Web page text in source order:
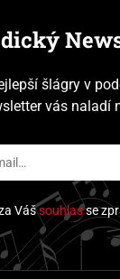
šlágry v
vás naladí
Vášsouhlasse